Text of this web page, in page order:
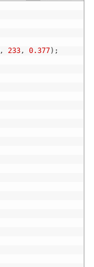
, 233, 0.377) ;